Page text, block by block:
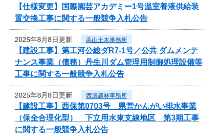
【仕様変更】国際園芸アカデミー1号温室養液供給装
置交換工事に関する一般競争入札公告
2025年8月8日更新 高山土木事務所
【建設工事】第工河公総ダR7-1号／公共 ダムメンテ
ナンス事業（債務）丹生川ダム管理用制御処理設備等
工事に関する一般競争入札公告
2025年8月8日更新 西濃農林事務所
【建設工事】西保第0703号 県営かんがい排水事業
（保全合理化型） 下立用水東支線地区 第3期工事
に関する一般競争入札公告